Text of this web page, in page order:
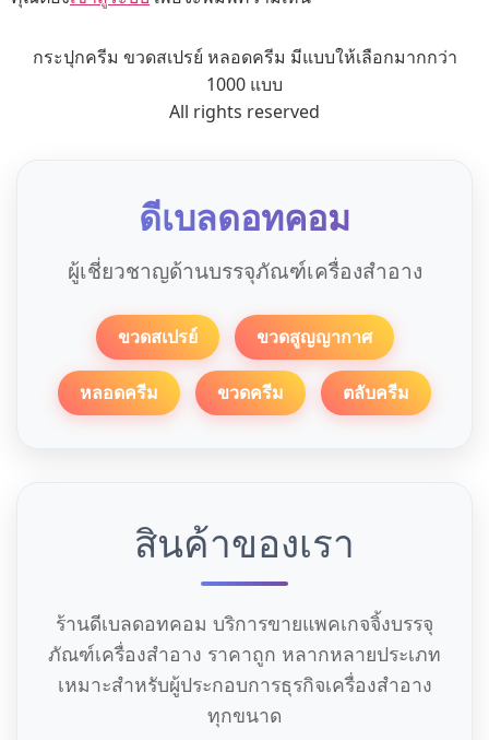
กระปุกครีม ขวดสเปรย์ หลอดครีม มีแบบให้เลือกมากกว่า
1000 แบบ
All rights reserved
ดีเบลดอทคอม
ผู้เชี่ยวชาญด้านบรรจุภัณฑ์เครื่องสำอาง
ขวดสเปรย์ ขวดสูญญากาศ
หลอดครีม ขวดครีม ตลับครีม
สินค้าของเรา
ร้านดีเบลดอทคอม บริการขายแพคเกจจิ้งบรรจุ
ภัณฑ์เครื่องสำอาง ราคาถูก หลากหลายประเภท
เหมาะสำหรับผู้ประกอบการธุรกิจเครื่องสำอาง
ทุกขนาด